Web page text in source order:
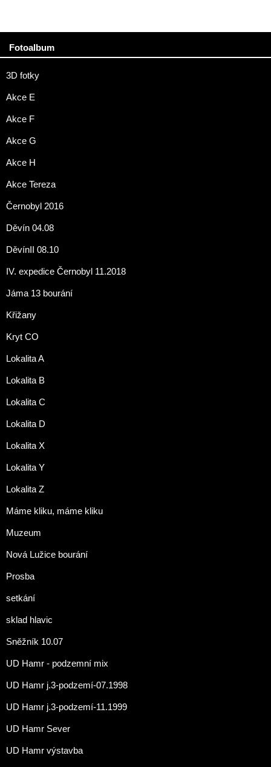
Fotoalbum
3D fotky
Akce E
Akce F
Akce G
Akce H
Akce Tereza
Černobyl 2016
Děvín 04.08
DěvínII 08.10
IV. expedice Černobyl 11.2018
Jáma 13 bourání
Křižany
Kryt CO
Lokalita A
Lokalita B
Lokalita C
Lokalita D
Lokalita X
Lokalita Y
Lokalita Z
Máme kliku, máme kliku
Muzeum
Nová Lužice bourání
Prosba
setkání
sklad hlavic
Sněžník 10.07
UD Hamr - podzemní mix
UD Hamr j.3-podzemí-07.1998
UD Hamr j.3-podzemí-11.1999
UD Hamr Sever
UD Hamr výstavba